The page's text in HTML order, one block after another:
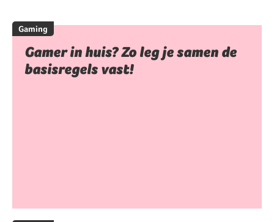
Gaming
Gamer in huis? Zo leg je samen de
basisregels vast!